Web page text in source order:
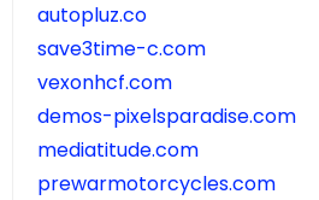
autopluz.co
save3time-c.com
vexonhcf.com
demos-pixelsparadise.com
mediatitude.com
prewarmotorcycles.com